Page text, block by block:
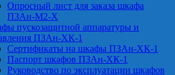
Опросный лист для заказа шкафа
ПЗАн-М2-Х
пускозащитной аппаратуры и
ПЗАн-ХК-1
Сертификаты на шкафы ПЗАн-ХК-1
Паспорт шкафов ПЗАн-ХК-1
Руководство по эксплуатации шкафов